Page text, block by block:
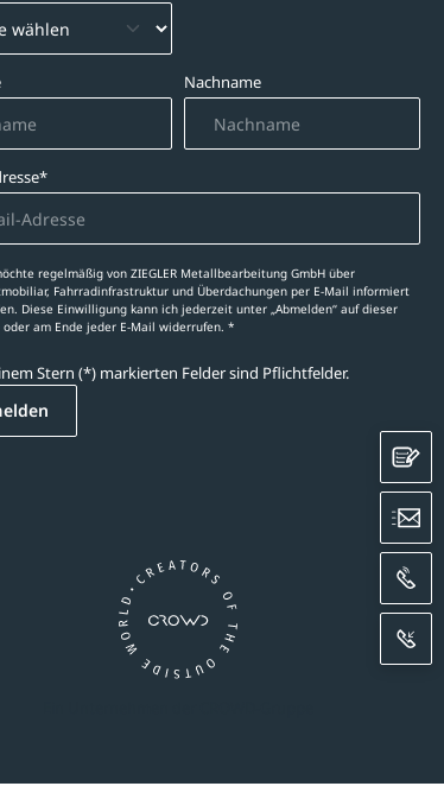
Nachname
regelmäßig von ZIEGLER Metallbearbeitung GmbH über
Fahrradinfrastruktur und Überdachungen per E-Mail informiert
Diese Einwilligung kann ich jederzeit unter „Abmelden‘‘ auf dieser
oder am Ende jeder E-Mail widerrufen. *
Stern (*) markierten Felder sind Pflichtfelder.